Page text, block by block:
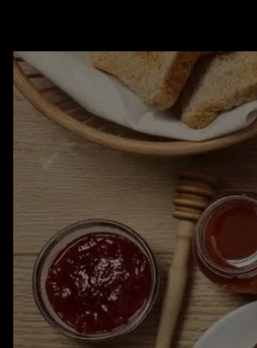
Аксесуари для кавомашин
Засоби для чистки
Термочашки
Показати все >>
Для 3D-принтерів
Для принтерів
Для кухні
Для пилососів